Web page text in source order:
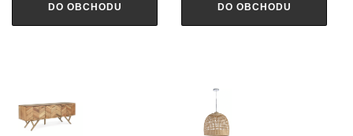
DO OBCHODU DO OBCHODU